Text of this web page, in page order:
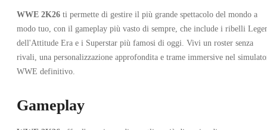
GLOBALE
33.52 EUR
69.99 EUR
-52 %
WWE 2K26 ti permette di gestire il più grande spettacolo del mondo a
modo tuo, con il gameplay più vasto di sempre, che include i ribelli
dell'Attitude Era e i Superstar più famosi di oggi. Vivi un roster senza
rivali, una personalizzazione approfondita e trame immersive nel
WWE definitivo.
Gameplay